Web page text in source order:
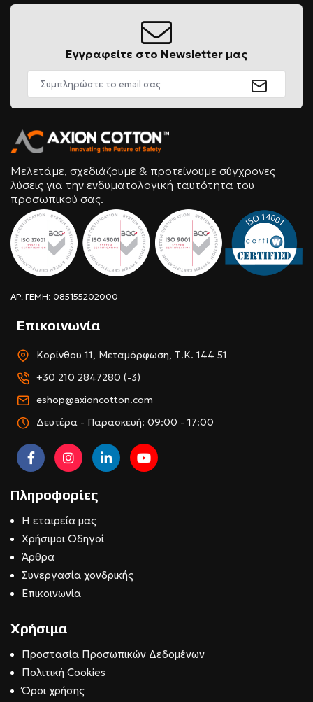
Εγγραφείτε στο Newsletter μας
Μελετάμε, σχεδιάζουμε & προτείνουμε σύγχρονες
λύσεις για την ενδυματολογική ταυτότητα του
προσωπικού σας.
ΑΡ. ΓΕΜΗ: 085155202000
Επικοινωνία
Κορίνθου 11, Μεταμόρφωση, Τ.Κ. 144 51
+30 210 2847280 (-3)
eshop@axioncotton.com
Δευτέρα - Παρασκευή: 09:00 - 17:00
Πληροφορίες
Η εταιρεία μας
Χρήσιμοι Οδηγοί
Άρθρα
Συνεργασία χονδρικής
Επικοινωνία
Χρήσιμα
Προστασία Προσωπικών Δεδομένων
Πολιτική Cookies
Όροι χρήσης